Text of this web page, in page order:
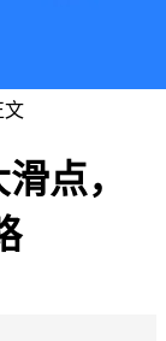
文
点，